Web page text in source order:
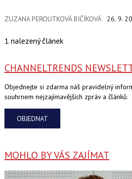
ZUZANA PEROUTKOVÁ BIČÍKOVÁ 26. 9.
1 nalezený článek
CHANNELTRENDS
Objednejte si zdarma náš pravidelný
souhrnem nejzajímavějších zpráv a článků.
OBJEDNAT
MOHLO BY VÁS ZAJÍMAT